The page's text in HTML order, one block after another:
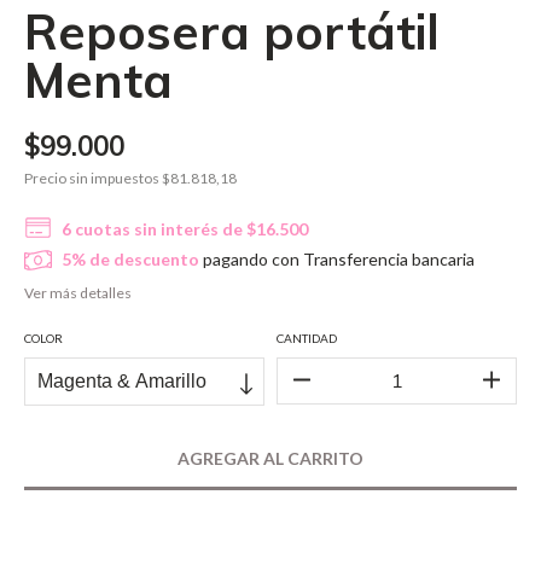
Reposera portátil
Menta
$99.000
Precio sin impuestos $81.818,18
6 cuotas sin interés de $16.500
5% de descuento pagando con Transferencia bancaria
Ver más detalles
COLOR CANTIDAD